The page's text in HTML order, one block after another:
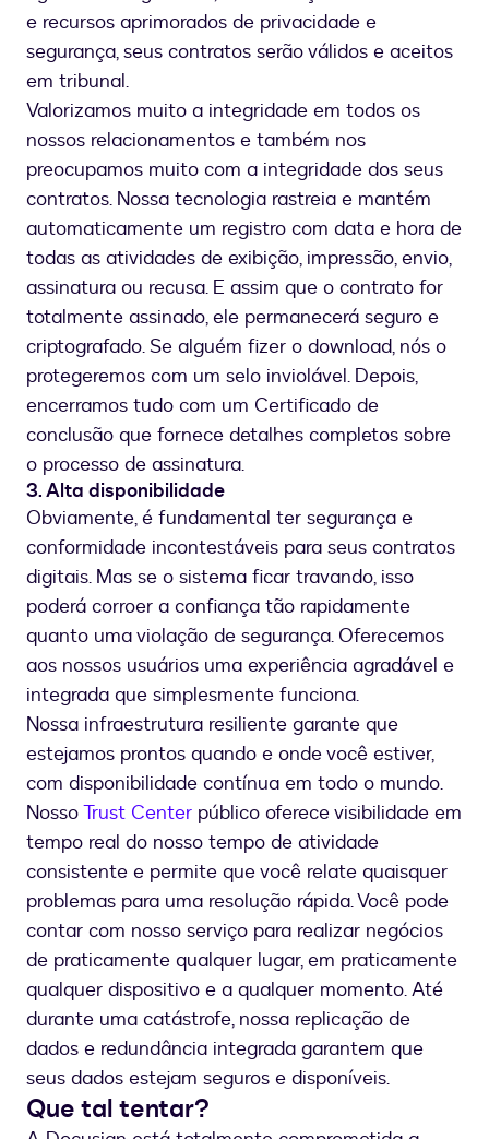
e recursos aprimorados de privacidade e
segurança, seus contratos serão válidos e aceitos
em tribunal.
Valorizamos muito a integridade em todos os
nossos relacionamentos e também nos
preocupamos muito com a integridade dos seus
contratos. Nossa tecnologia rastreia e mantém
automaticamente um registro com data e hora de
todas as atividades de exibição, impressão, envio,
assinatura ou recusa. E assim que o contrato for
totalmente assinado, ele permanecerá seguro e
criptografado. Se alguém fizer o download, nós o
protegeremos com um selo inviolável. Depois,
encerramos tudo com um Certificado de
conclusão que fornece detalhes completos sobre
o processo de assinatura.
3. Alta disponibilidade
Obviamente, é fundamental ter segurança e
conformidade incontestáveis para seus contratos
digitais. Mas se o sistema ficar travando, isso
poderá corroer a confiança tão rapidamente
quanto uma violação de segurança. Oferecemos
aos nossos usuários uma experiência agradável e
integrada que simplesmente funciona.
Nossa infraestrutura resiliente garante que
estejamos prontos quando e onde você estiver,
com disponibilidade contínua em todo o mundo.
NossoTrust Center público oferece visibilidade em
tempo real do nosso tempo de atividade
consistente e permite que você relate quaisquer
problemas para uma resolução rápida. Você pode
contar com nosso serviço para realizar negócios
de praticamente qualquer lugar, em praticamente
qualquer dispositivo e a qualquer momento. Até
durante uma catástrofe, nossa replicação de
dados e redundância integrada garantem que
seus dados estejam seguros e disponíveis.
Que tal tentar?